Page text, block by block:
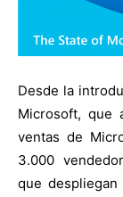
Desde la
Microsoft, que
ventas de
3.000
que